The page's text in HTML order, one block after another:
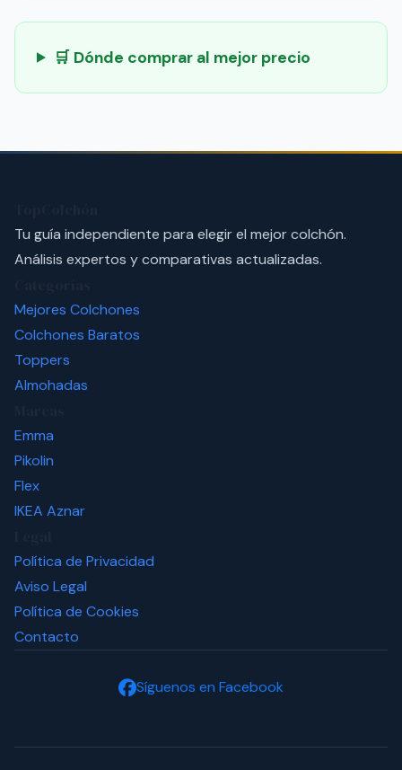
🛒 Dónde comprar al mejor precio
Tu guía independiente para elegir el mejor colchón.
Análisis expertos y comparativas actualizadas.
Mejores Colchones
Colchones Baratos
Toppers
Almohadas
Emma
Pikolin
Flex
IKEA Aznar
Política de Privacidad
Aviso Legal
Política de Cookies
Contacto
Síguenos en Facebook